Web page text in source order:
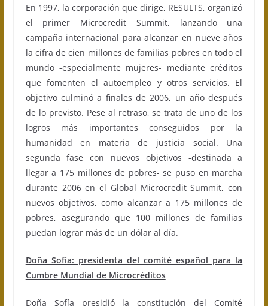
En 1997, la corporación que dirige, RESULTS, organizó
el primer Microcredit Summit, lanzando una
campaña internacional para alcanzar en nueve años
la cifra de cien millones de familias pobres en todo el
mundo -especialmente mujeres- mediante créditos
que fomenten el autoempleo y otros servicios. El
objetivo culminó a finales de 2006, un año después
de lo previsto. Pese al retraso, se trata de uno de los
logros más importantes conseguidos por la
humanidad en materia de justicia social. Una
segunda fase con nuevos objetivos -destinada a
llegar a 175 millones de pobres- se puso en marcha
durante 2006 en el Global Microcredit Summit, con
nuevos objetivos, como alcanzar a 175 millones de
pobres, asegurando que 100 millones de familias
puedan lograr más de un dólar al día.
Doña Sofía: presidenta del comité español para la
Cumbre Mundial de Microcréditos
Doña Sofía presidió la constitución del Comité